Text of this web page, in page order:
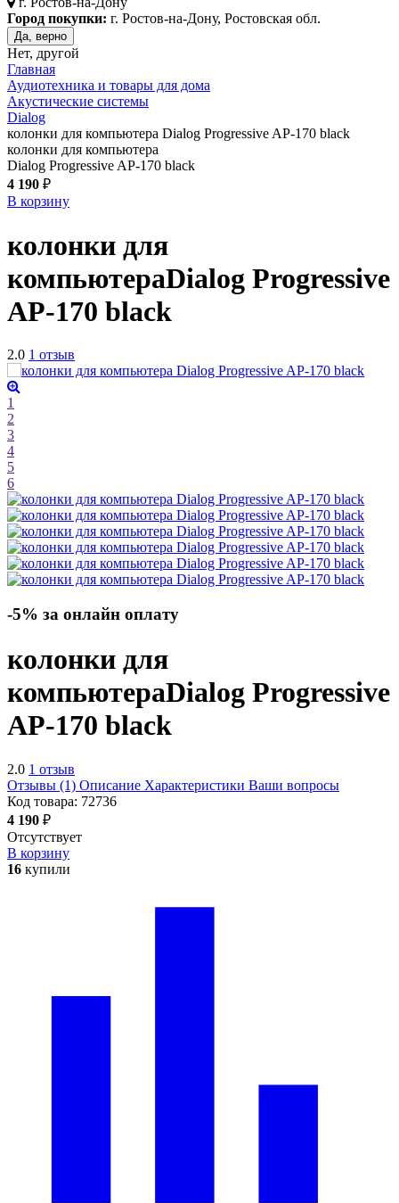
Город покупки: г. Ростов-на-Дону, Ростовская обл.
Да, верно
Нет, другой
Главная
Аудиотехника и товары для дома
Акустические системы
Dialog
колонки для компьютера Dialog Progressive AP-170 black
колонки для компьютера
Dialog Progressive AP-170 black
4 190 ₽
В корзину
колонки для
компьютераDialog Progressive
AP-170 black
2.0 1 отзыв
1
2
3
4
5
6
-5% за онлайн оплату
колонки для
компьютераDialog Progressive
AP-170 black
2.0 1 отзыв
Отзывы (1) Описание Характеристики Ваши вопросы
Код товара: 72736
4 190 ₽
Отсутствует
В корзину
16 купили